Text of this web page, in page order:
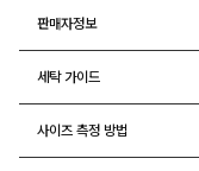
판매자정보
세탁 가이드
사이즈 측정 방법